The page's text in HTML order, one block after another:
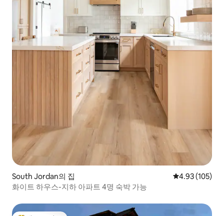
South Jordan의 집 평점 4.93점(5
4.93 (105)
화이트 하우스-지하 아파트 4명 숙박 가능